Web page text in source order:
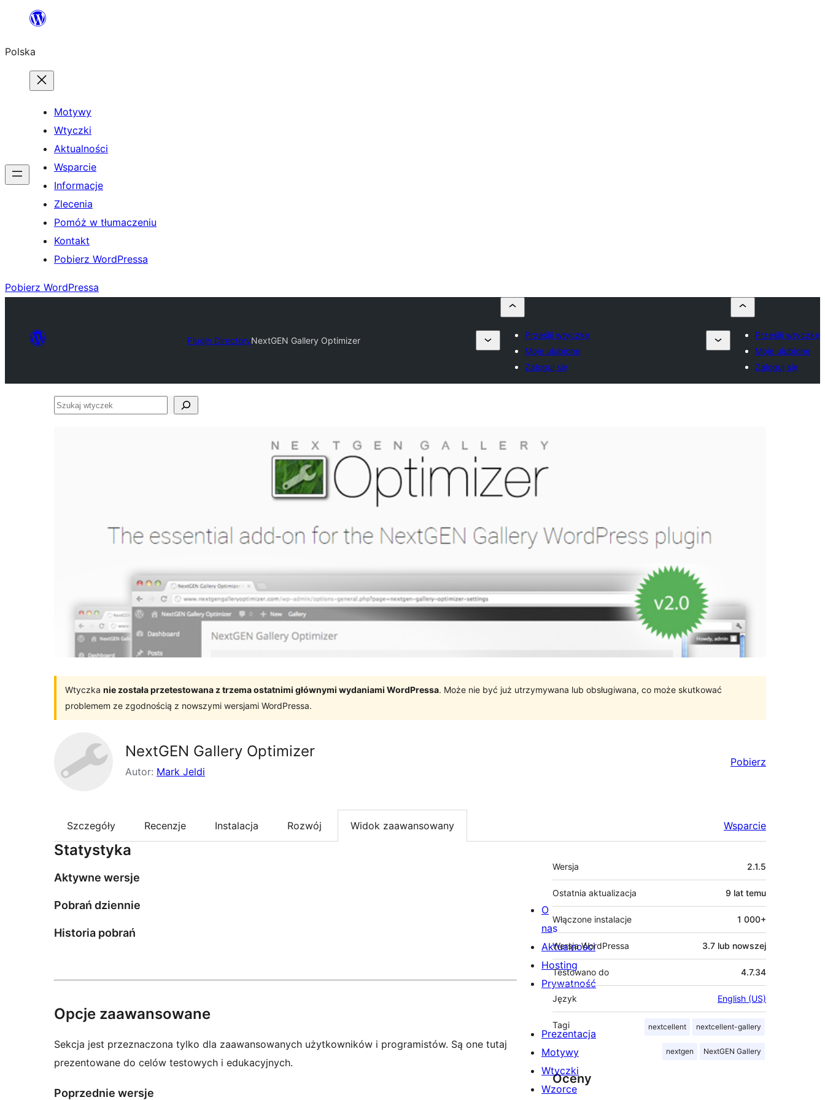
Przejdź
treści
Polska
Motywy
Wtyczki
Aktualności
Wsparcie
Informacje
Zlecenia
Pomóż w tłumaczeniu
Kontakt
Pobierz WordPressa
Pobierz WordPressa
Plugin DirectoryNextGEN Gallery Optimizer
Prześlij wtyczkę
Moje ulubione
Zaloguj się
Prześlij wtyczkę
Moje ulubione
Zaloguj się
Szukaj
Wtyczka nie została przetestowana z trzema ostatnimi głównymi wydaniami WordPressa. Może nie być już utrzymywana lub obsługiwana, co może skutkować
problemem ze zgodnością z nowszymi wersjami WordPressa.
NextGEN Gallery Optimizer
Autor: Mark Jeldi
Pobierz
Szczegóły Recenzje Instalacja Rozwój Widok zaawansowany Wsparcie
Statystyka
Aktywne wersje
Pobrań dziennie
Historia pobrań
Opcje zaawansowane
Sekcja jest przeznaczona tylko dla zaawansowanych użytkowników i programistów. Są one tutaj
prezentowane do celów testowych i edukacyjnych.
Poprzednie wersje
Meta
Wersja 2.1.5
Ostatnia aktualizacja 9 lat temu
Włączone instalacje 1 000+
Wersja WordPressa 3.7 lub nowszej
Testowano do 4.7.34
Język English (US)
Tagi nextcellent nextcellent-gallery
nextgen NextGEN Gallery
Oceny
O
nas
Aktualności
Hosting
Prywatność
Prezentacja
Motywy
Wtyczki
Wzorce